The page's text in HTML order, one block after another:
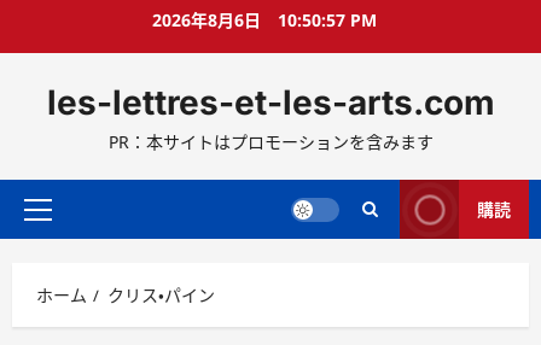
ス
ッ
2026年8月6日 10:50:58 PM
les-lettres-et-les-arts.com
PR：本サイトはプロモーションを含みます
メ
メ
ニ
購読
ホーム クリス・パイン